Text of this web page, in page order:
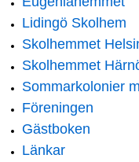
Lidingö Skolhem
Skolhemmet
Skolhemmet
Sommarkolonier
Föreningen
Gästboken
Länkar